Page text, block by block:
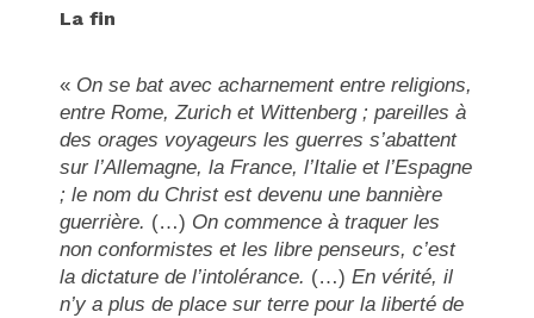
La fin
« On se bat avec acharnement entre religions,
entre Rome, Zurich et Wittenberg ; pareilles à
des orages voyageurs les guerres s’abattent
sur l’Allemagne, la France, l’Italie et l’Espagne
; le nom du Christ est devenu une bannière
guerrière. (…) On commence à traquer les
non conformistes et les libre penseurs, c’est
la dictature de l’intolérance. (…)En vérité, il
n’y a plus de place sur terre pour la liberté de